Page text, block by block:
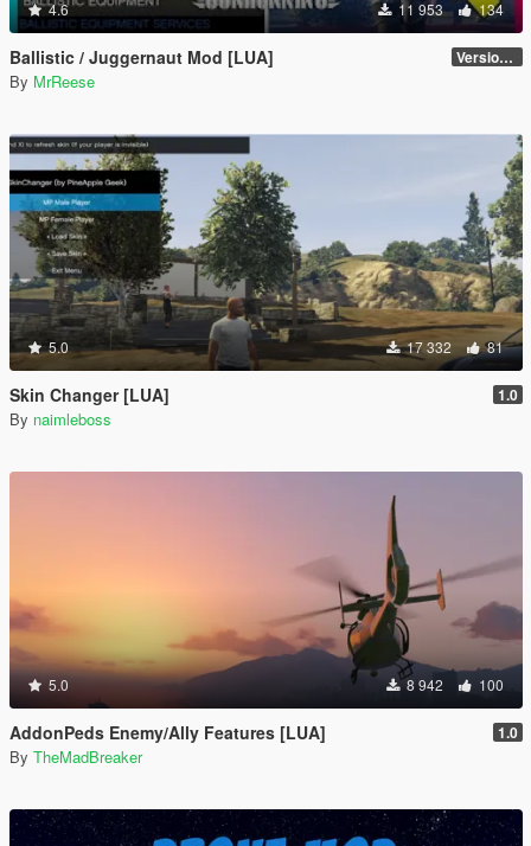
4.6 11 953 134
Ballistic / Juggernaut Mod [LUA] Version 6.0
By MrReese
5.0 17 332 81
Skin Changer [LUA] 1.0
By naimleboss
5.0 8 942 100
AddonPeds Enemy/Ally Features [LUA] 1.0
By TheMadBreaker